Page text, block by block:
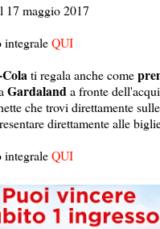
17 maggio 2017
integraleQUI
ti regala anche come
Gardaland a fronte
che trovi direttamente
direttamente alle
integraleQUI